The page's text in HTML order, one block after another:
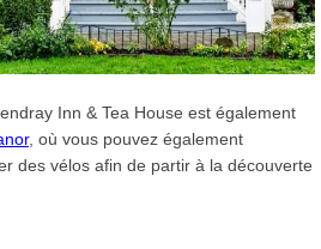
Inn & Tea House est également
, où vous pouvez également
des vélos afin de partir à la découverte